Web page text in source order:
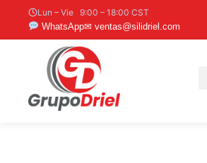
contenido
Lun – Vie 9:00 – 18:00 CST
WhatsApp✉ ventas@silidriel.com